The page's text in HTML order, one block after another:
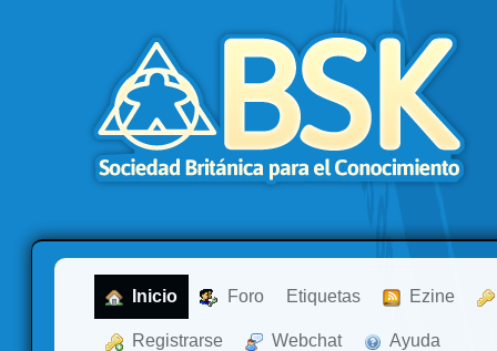
Inicio Foro Etiquetas Ezine
Registrarse Webchat Ayuda